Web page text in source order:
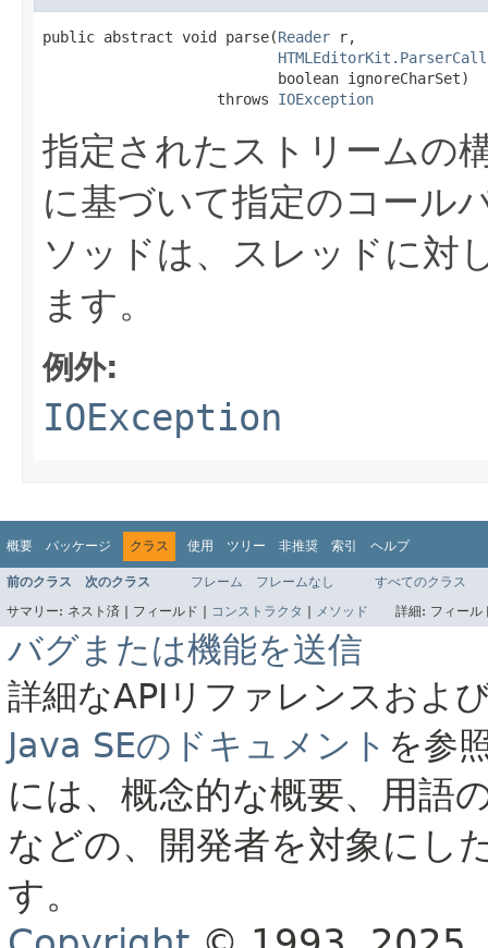
public abstract void parse(Reader r,
                           boolean ignoreCharSet)
                    throws
IOException
指定されたストリームの
に基づいて指定のコール
ソッドは、スレッドに対
ます。
例外:
IOException
概要 パッケージ クラス 使用 ツリー 非推奨 索引 ヘルプ
前のクラス 次のクラス フレーム フレームなし
すべてのクラス
サマリー: ネスト済 | フィールド | コンストラクタ メソッド 詳細: フィー
バグまたは機能を送信
詳細なAPIリファレンスおよ
Java SEのドキュメント を参
には、概念的な概要、用語
などの、開発者を対象にし
す。